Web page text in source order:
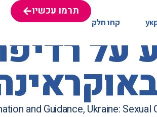
קחו חלק
תרמו עכשיו
קחו חלק
תרמו עכשיו
על
and Guidance, Ukraine: